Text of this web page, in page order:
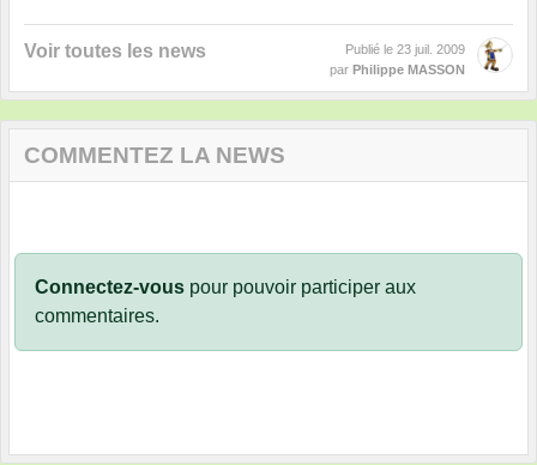
Voir toutes les news Publié le 23 juil. 2009
par Philippe MASSON
COMMENTEZ LA NEWS
Connectez-vous pour pouvoir participer aux
commentaires.